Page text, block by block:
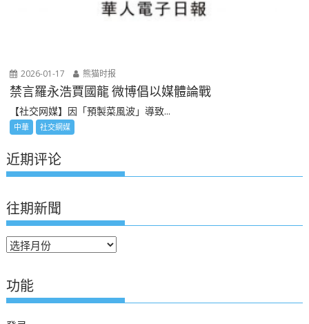
2026-01-17 熊猫时报
禁言羅永浩賈國龍 微博倡以媒體論戰
【社交网媒】因「預製菜風波」導致...
中華 社交網媒
近期评论
往期新聞
往
新
聞
功能